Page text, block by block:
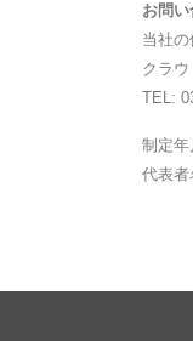
お問
当社
クラ
TEL:
制定年
代表